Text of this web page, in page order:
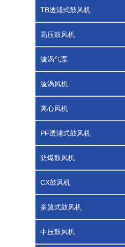
TB透浦式鼓风机
高压鼓风机
漩涡气泵
漩涡风机
离心风机
PF透浦式鼓风机
防爆鼓风机
CX鼓风机
多翼式鼓风机
中压鼓风机